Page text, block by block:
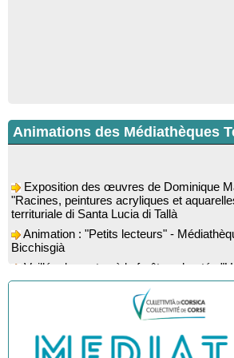
Animations des Médiathèques
"Racines, peintures acryliques et
territuriale di Santa Lucia di Tallà
Bicchisgià
Colloque : "Taravu : terre de
patrimoine religieux, roman, thermal et
Marc Fiamma - A Sarra di Farru
Spectacle musical : "Viaghju in Corsica
hommage au duo mythique de la chanson